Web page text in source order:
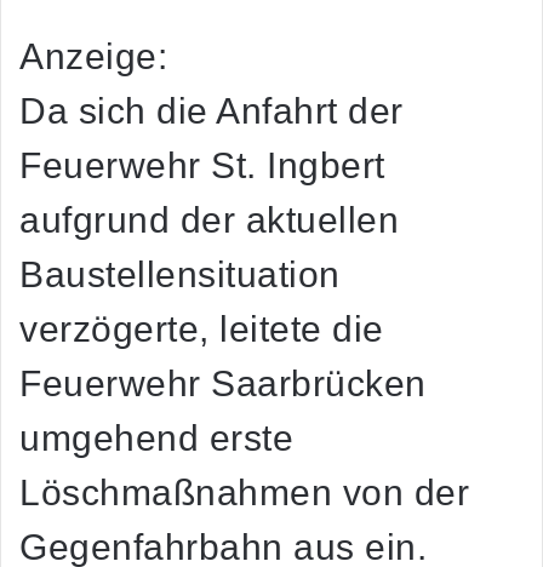
Anzeige:
Da sich die Anfahrt der
Feuerwehr St. Ingbert
aufgrund der aktuellen
Baustellensituation
verzögerte, leitete die
Feuerwehr Saarbrücken
umgehend erste
Löschmaßnahmen von der
Gegenfahrbahn aus ein.